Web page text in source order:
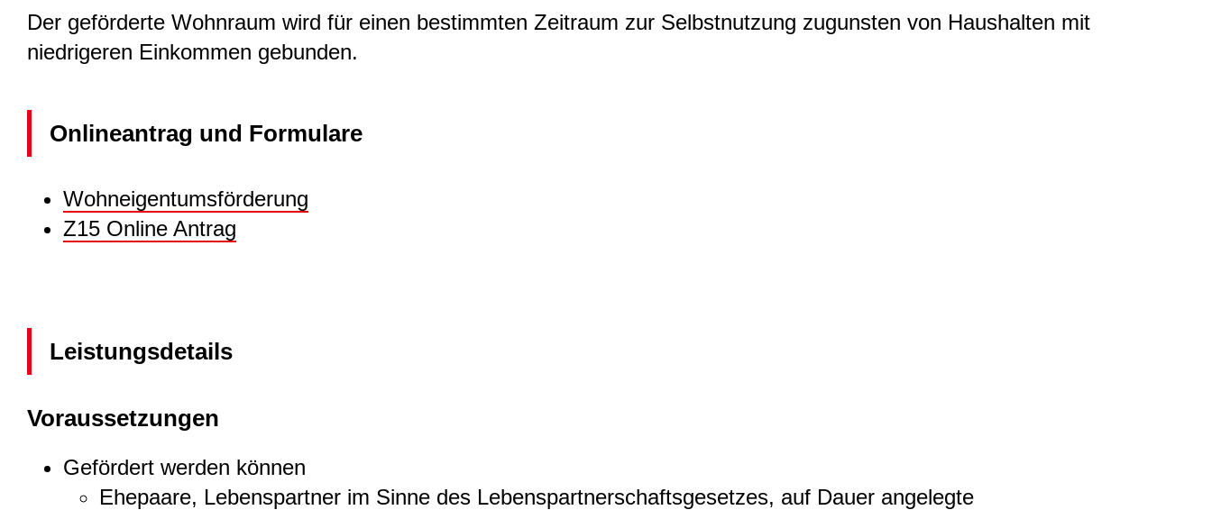
Der geförderte Wohnraum wird für einen bestimmten Zeitraum zur Selbstnutzung zugunsten von Haushalten mit
niedrigeren Einkommen gebunden.
Onlineantrag und Formulare
Wohneigentumsförderung
Z15 Online Antrag
Leistungsdetails
Voraussetzungen
Gefördert werden können
Ehepaare, Lebenspartner im Sinne des Lebenspartnerschaftsgesetzes, auf Dauer angelegte